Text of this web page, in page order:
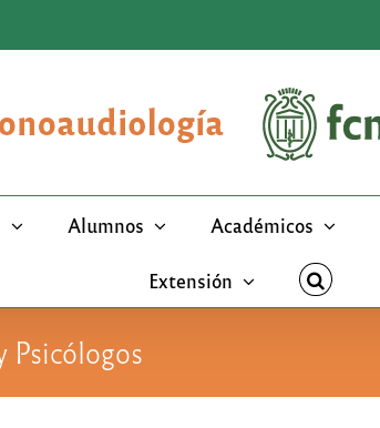
Alumnos Académicos
Extensión
Psicólogos